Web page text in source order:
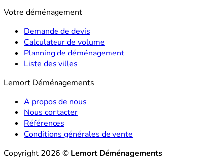
Votre déménagement
Demande de devis
Calculateur de volume
Planning de déménagement
Liste des villes
Lemort Déménagements
A propos de nous
Nous contacter
Références
Conditions générales de vente
Copyright 2026 © Lemort Déménagements